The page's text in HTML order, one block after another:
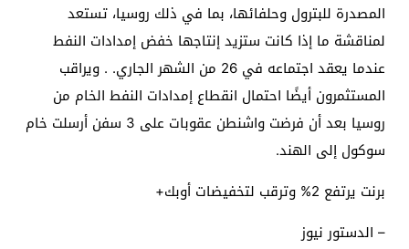
المصدرة للبترول وحلفائها، بما في ذلك روسيا، تستعد
لمناقشة ما إذا كانت ستزيد إنتاجها خفض إمدادات النفط
عندما يعقد اجتماعه في 26 من الشهر الجاري. . ويراقب
المستثمرون أيضًا احتمال انقطاع إمدادات النفط الخام من
روسيا بعد أن فرضت واشنطن عقوبات على 3 سفن أرسلت خام
سوكول إلى الهند.
برنت يرتفع 2% وترقب لتخفيضات أوبك+
– الدستور نيوز